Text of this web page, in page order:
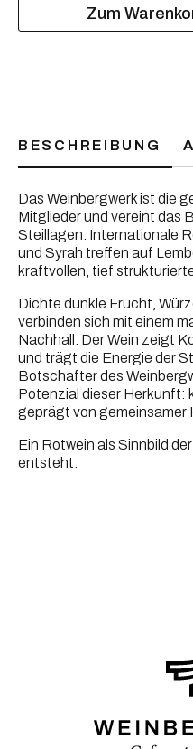
Zum
BESCHREIBUNG
Das Weinbergwerk ist die
Mitglieder und vereint das
Steillagen. Internationale
und Syrah treffen auf
kraftvollen, tief
Dichte dunkle Frucht,
verbinden sich mit einem
Nachhall. Der Wein zeigt
und trägt die Energie der
Botschafter des
Potenzial dieser Herkunft:
geprägt von gemeinsamer
Ein Rotwein als Sinnbild
entsteht.